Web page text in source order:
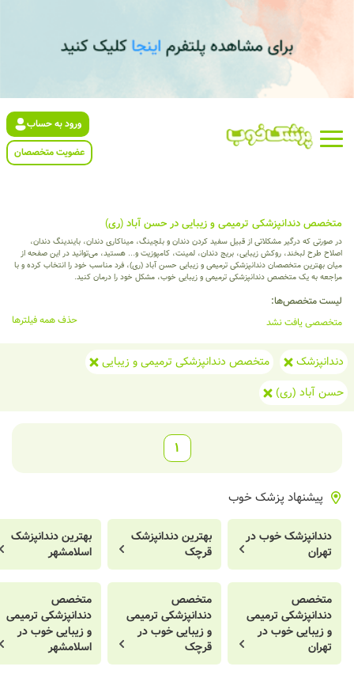
ورود به حساب
عضویت متخصصان
متخصص دندانپزشکی ترمیمی و زیبایی در حسن آباد (ری)
در صورتی که درگیر مشکلاتی از قبیل سفید کردن دندان و بلچینگ، میناکاری دندان، بایندینگ دندان،
اصلاح طرح لبخند، روکش زیبایی، بریج دندان، لمینت، کامپوزیت و... هستید، می‌توانید در این صفحه از
میان بهترین متخصصان دندانپزشکی ترمیمی و زیبایی حسن آباد (ری)، فرد مناسب خود را انتخاب کرده و با
مراجعه به یک متخصص دندانپزشکی ترمیمی و زیبایی خوب، مشکل خود را درمان کنید.
لیست متخصص‌ها:
متخصصی یافت نشد
حذف همه فیلترها
دندانپزشک
متخصص دندانپزشکی ترمیمی و زیبایی
حسن آباد (ری)
1
پیشنهاد پزشک خوب
دندانپزشک خوب در
تهران
بهترین دندانپزشک
قرچک
بهترین دندانپزشک
اسلامشهر
متخصص
دندانپزشکی ترمیمی
و زیبایی خوب در
تهران
متخصص
دندانپزشکی ترمیمی
و زیبایی خوب در
قرچک
متخصص
دندانپزشکی ترمیمی
و زیبایی خوب در
اسلامشهر